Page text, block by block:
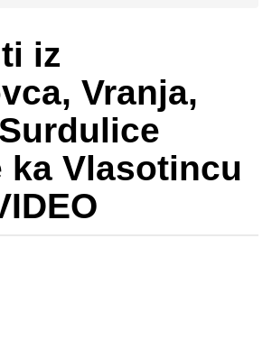
iz
Vranja,
ka Vlasotincu